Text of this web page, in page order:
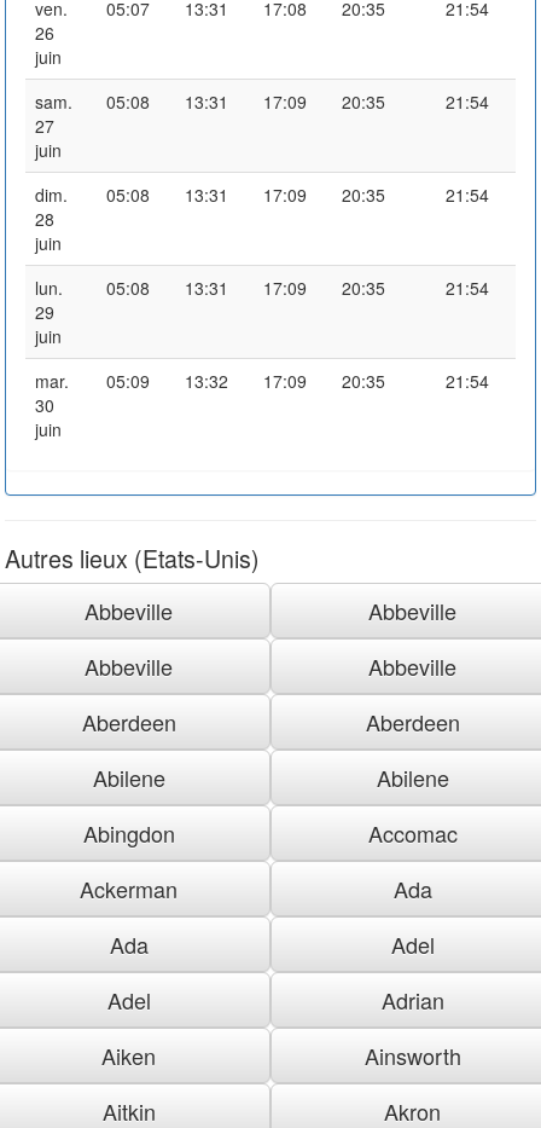
ven.
26
juin
05:07 13:31 17:08 20:35 21:54
sam.
27
juin
05:08 13:31 17:09 20:35 21:54
dim.
28
juin
05:08 13:31 17:09 20:35 21:54
lun.
29
juin
05:08 13:31 17:09 20:35 21:54
mar.
30
juin
05:09 13:32 17:09 20:35 21:54
Autres lieux (Etats-Unis)
Abbeville
Abbeville
Abbeville
Abbeville
Aberdeen
Aberdeen
Abilene
Abilene
Abingdon
Accomac
Ackerman
Ada
Ada
Adel
Adel
Adrian
Aiken
Ainsworth
Aitkin
Akron